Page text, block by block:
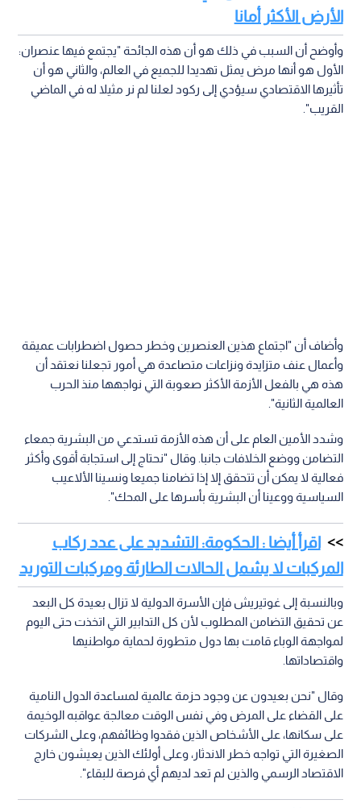
الأرض الأكثر أمانا
وأوضح أن السبب في ذلك هو أن هذه الجائحة "يجتمع فيها عنصران:
الأول هو أنها مرض يمثل تهديدا للجميع في العالم، والثاني هو أن
تأثيرها الاقتصادي سيؤدي إلى ركود لعلنا لم نر مثيلا له في الماضي
القريب".
وأضاف أن "اجتماع هذين العنصرين وخطر حصول اضطرابات عميقة
وأعمال عنف متزايدة ونزاعات متصاعدة هي أمور تجعلنا نعتقد أن
هذه هي بالفعل الأزمة الأكثر صعوبة التي نواجهها منذ الحرب
العالمية الثانية".
وشدد الأمين العام على أن هذه الأزمة تستدعي من البشرية جمعاء
التضامن ووضع الخلافات جانبا. وقال "نحتاج إلى استجابة أقوى وأكثر
فعالية لا يمكن أن تتحقق إلا إذا تضامنا جميعا ونسينا الألاعيب
السياسية ووعينا أن البشرية بأسرها على المحك".
اقرأ أيضا : الحكومة: التشديد على عدد ركاب
المركبات لا يشمل الحالات الطارئة ومركبات التوريد
وبالنسبة إلى غوتيريش فإن الأسرة الدولية لا تزال بعيدة كل البعد
عن تحقيق التضامن المطلوب لأن كل التدابير التي اتخذت حتى اليوم
لمواجهة الوباء قامت بها دول متطورة لحماية مواطنيها
واقتصاداتها.
وقال "نحن بعيدون عن وجود حزمة عالمية لمساعدة الدول النامية
على القضاء على المرض وفي نفس الوقت معالجة عواقبه الوخيمة
على سكانها، على الأشخاص الذين فقدوا وظائفهم، وعلى الشركات
الصغيرة التي تواجه خطر الاندثار، وعلى أولئك الذين يعيشون خارج
الاقتصاد الرسمي والذين لم تعد لديهم أي فرصة للبقاء".